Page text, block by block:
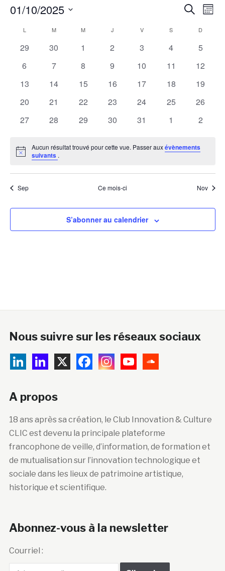
de
Mois
01/10/2025
date.
Calendrier
de
Évènements
LLUNDI MMARDI M MERCREDI
J VVENDREDIS D
0
29
0
30
0
1
0
2
0
3
0
4
0
5
0
6
0
7
0
8
0
9
0
10
0
11
0
12
0
13
0
14
0
15
0
16
0
17
0
18
0
19
0
20
0
21
0
22
0
23
0
24
0
25
0
26
0
27
0
28
0
29
0
30
0
31
0
1
0
2
Notice
Aucun résultat trouvé pour cette vue. Passer auxévènements
suivants .
Sep Ce mois-ci Nov
S’abonner au calendrier
Nous suivre sur les réseaux sociaux
A propos
18 ans après sa création, le Club Innovation & Culture
CLIC est devenu la principale plateforme
francophone de veille, d’information, de formation et
de mutualisation sur l’innovation technologique et
sociale dans les lieux de patrimoine artistique,
historique et scientifique.
Abonnez-vous à la newsletter
Courriel :